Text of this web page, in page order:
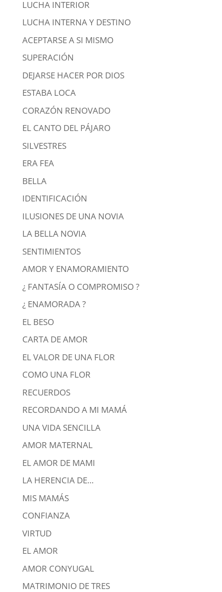
LUCHA INTERIOR
LUCHA INTERNA Y DESTINO
ACEPTARSE A SI MISMO
SUPERACIÓN
DEJARSE HACER POR DIOS
ESTABA LOCA
CORAZÓN RENOVADO
EL CANTO DEL PÁJARO
SILVESTRES
ERA FEA
BELLA
IDENTIFICACIÓN
ILUSIONES DE UNA NOVIA
LA BELLA NOVIA
SENTIMIENTOS
AMOR Y ENAMORAMIENTO
¿ FANTASÍA O COMPROMISO ?
¿ ENAMORADA ?
EL BESO
CARTA DE AMOR
EL VALOR DE UNA FLOR
COMO UNA FLOR
RECUERDOS
RECORDANDO A MI MAMÁ
UNA VIDA SENCILLA
AMOR MATERNAL
EL AMOR DE MAMI
LA HERENCIA DE…
MIS MAMÁS
CONFIANZA
VIRTUD
EL AMOR
AMOR CONYUGAL
MATRIMONIO DE TRES